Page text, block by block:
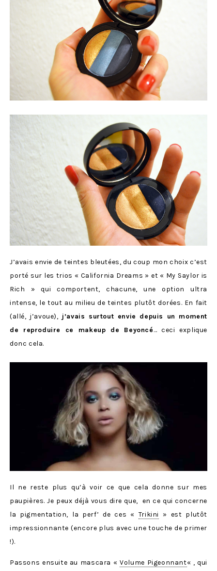
J’avais envie de teintes bleutées, du coup mon choix c’est
porté sur les trios « California Dreams » et « My Saylor is
Rich » qui comportent, chacune, une option ultra
intense, le tout au milieu de teintes plutôt dorées. En fait
(allé, j’avoue), j’avais surtout envie depuis un moment
de reproduire ce makeup de Beyoncé… ceci explique
donc cela.
Il ne reste plus qu’à voir ce que cela donne sur mes
paupières. Je peux déjà vous dire que, en ce qui concerne
la pigmentation, la perf’ de ces « Trikini
» est plutôt
impressionnante (encore plus avec une touche de primer
!).
Passons ensuite au mascara «Volume Pigeonnant« , qui